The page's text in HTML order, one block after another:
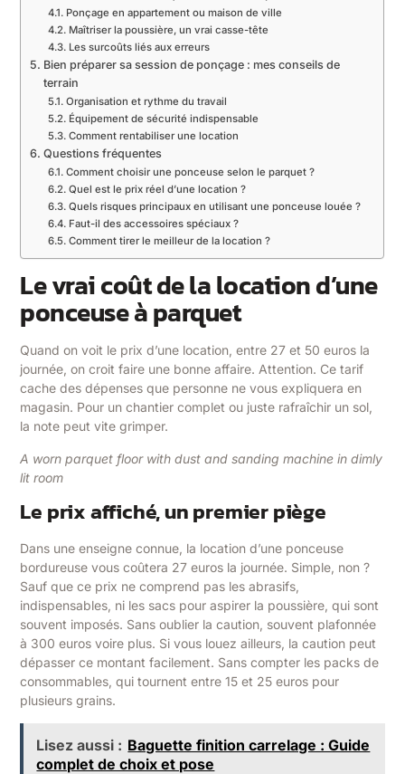
Ponçage en appartement ou maison de ville
Maîtriser la poussière, un vrai casse-tête
Les surcoûts liés aux erreurs
Bien préparer sa session de ponçage : mes conseils de
terrain
Organisation et rythme du travail
Équipement de sécurité indispensable
Comment rentabiliser une location
Questions fréquentes
Comment choisir une ponceuse selon le parquet ?
Quel est le prix réel d’une location ?
Quels risques principaux en utilisant une ponceuse louée ?
Faut-il des accessoires spéciaux ?
Comment tirer le meilleur de la location ?
Le vrai coût de la location d’une
ponceuse à parquet
Quand on voit le prix d’une location, entre 27 et 50 euros la
journée, on croit faire une bonne affaire. Attention. Ce tarif
cache des dépenses que personne ne vous expliquera en
magasin. Pour un chantier complet ou juste rafraîchir un sol,
la note peut vite grimper.
A worn parquet floor with dust and sanding machine in dimly
lit room
Le prix affiché, un premier piège
Dans une enseigne connue, la location d’une ponceuse
bordureuse vous coûtera 27 euros la journée. Simple, non ?
Sauf que ce prix ne comprend pas les abrasifs,
indispensables, ni les sacs pour aspirer la poussière, qui sont
souvent imposés. Sans oublier la caution, souvent plafonnée
à 300 euros voire plus. Si vous louez ailleurs, la caution peut
dépasser ce montant facilement. Sans compter les packs de
consommables, qui tournent entre 15 et 25 euros pour
plusieurs grains.
Lisez aussi : Baguette finition carrelage : Guide
complet de choix et pose